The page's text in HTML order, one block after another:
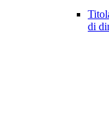
di